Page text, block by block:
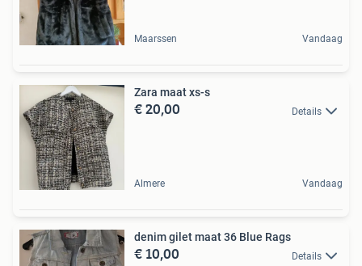
Maarssen Vandaag
Zara maat xs-s
€ 20,00 Details
Almere Vandaag
denim gilet maat 36 Blue Rags
€ 10,00 Details